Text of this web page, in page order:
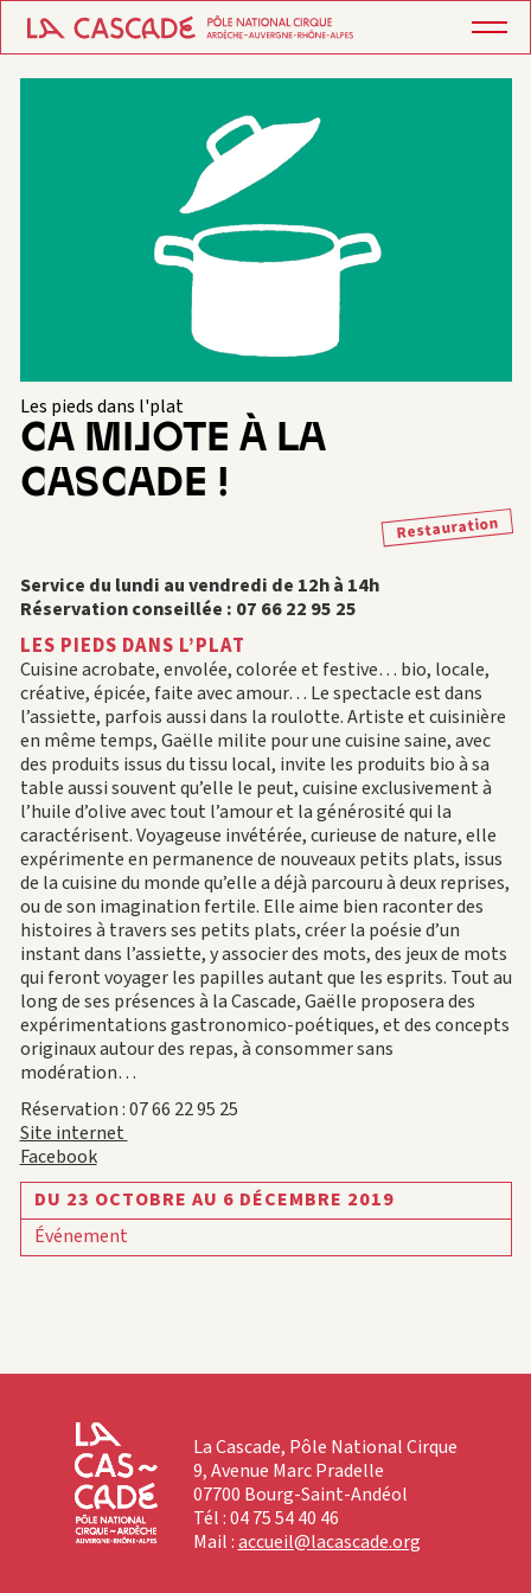
Les pieds dans l'plat
CA MIJOTE À LA
CASCADE !
Restauration
Service du lundi au vendredi de 12h à 14h
Réservation conseillée : 07 66 22 95 25
LES PIEDS DANS L’PLAT
Cuisine acrobate, envolée, colorée et festive… bio, locale,
créative, épicée, faite avec amour… Le spectacle est dans
l’assiette, parfois aussi dans la roulotte. Artiste et cuisinière
en même temps, Gaëlle milite pour une cuisine saine, avec
des produits issus du tissu local, invite les produits bio à sa
table aussi souvent qu’elle le peut, cuisine exclusivement à
l’huile d’olive avec tout l’amour et la générosité qui la
caractérisent. Voyageuse invétérée, curieuse de nature, elle
expérimente en permanence de nouveaux petits plats, issus
de la cuisine du monde qu’elle a déjà parcouru à deux reprises,
ou de son imagination fertile. Elle aime bien raconter des
histoires à travers ses petits plats, créer la poésie d’un
instant dans l’assiette, y associer des mots, des jeux de mots
qui feront voyager les papilles autant que les esprits. Tout au
long de ses présences à la Cascade, Gaëlle proposera des
expérimentations gastronomico-poétiques, et des concepts
originaux autour des repas, à consommer sans
modération…
Réservation : 07 66 22 95 25
Site internet
Facebook
DU 23 OCTOBRE AU 6 DÉCEMBRE 2019
Événement
La Cascade, Pôle National Cirque
9, Avenue Marc Pradelle
07700 Bourg-Saint-Andéol
Tél : 04 75 54 40 46
Mail :accueil@lacascade.org